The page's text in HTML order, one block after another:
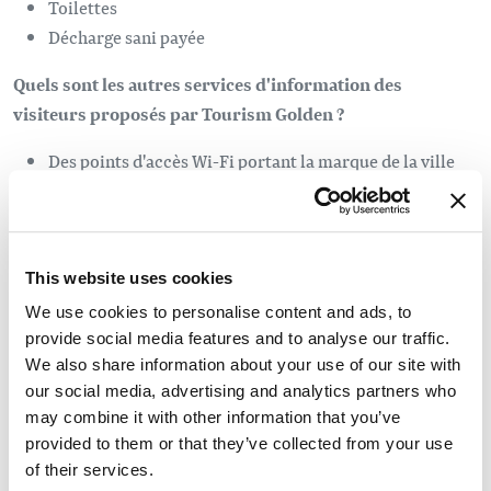
This website uses cookies
We use cookies to personalise content and ads, to
provide social media features and to analyse our traffic.
We also share information about your use of our site with
our social media, advertising and analytics partners who
may combine it with other information that you’ve
provided to them or that they’ve collected from your use
of their services.
Toilettes
Décharge sani payée
Quels sont les autres services d'information des
visiteurs proposés par Tourism Golden ?
Des points d'accès Wi-Fi portant la marque de la ville
sont désormais situés au cœur du centre-ville, à Spirit
Square, sur la 9e avenue nord et à la chambre de
vers le site web de Tourism Golden.
Des kiosques numériques sont également installés à la
chambre de commerce et à l'auberge de jour du Kicking
Horse Mountain Resort.
Conversations avec les visiteurs via les plateformes de
médias sociaux
Traductions de sites web en langues pour les non-